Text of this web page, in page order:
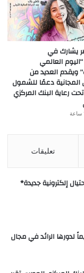
يشارك في
العالمي
ويقدم العديد من
المجانية دعمًا للشمول
رعاية البنك المركزي
تعليقات
إلكترونية جديدة*
لدورها الرائد في مجال